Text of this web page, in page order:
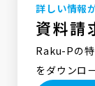
詳しい情報
資料請
Raku-Pの
をダウンロ